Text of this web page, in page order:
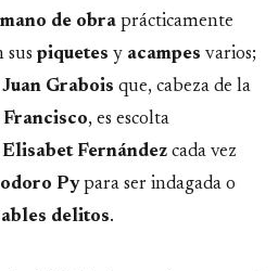
mano de obra prácticamente
sus piquetes y acampes varios;
Juan Grabois que, cabeza de la
Francisco, es escolta
Fernández cada vez
Pypara ser indagada o
delitos.